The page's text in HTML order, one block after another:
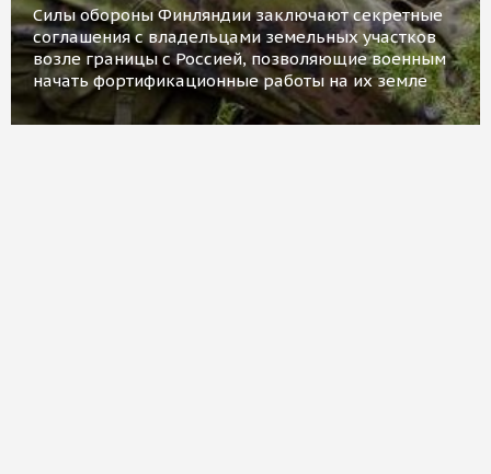
Силы обороны Финляндии заключают секретные
соглашения с владельцами земельных участков
возле границы с Россией, позволяющие военным
начать фортификационные работы на их земле